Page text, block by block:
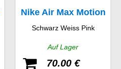
Nike Air Max Motion
GS
Schwarz Weiss Pink
Auf Lager
70.00 €